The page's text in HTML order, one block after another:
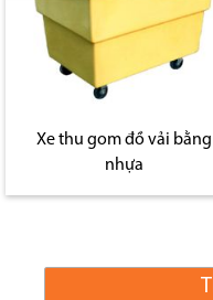
Xe thu gom đồ vải bằng
nhựa